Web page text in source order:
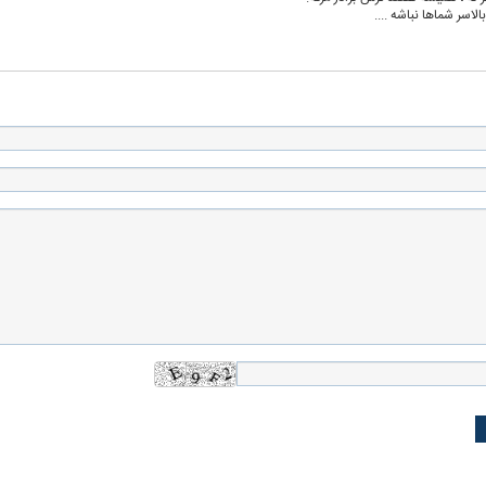
بالاسر شماها نباشه ....
زمان زودتر
را ۴۸ ساعته مثل سوریه بگیرند
این جنگ تشدید
علت تنگی نفس و راه های درمان آن